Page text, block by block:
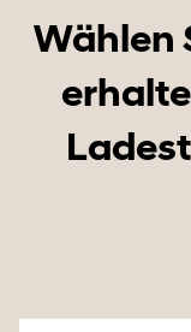
Wählen